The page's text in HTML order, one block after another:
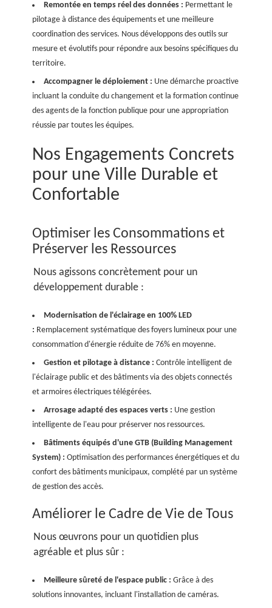
Remontée en temps réel des données : Permettant le
pilotage à distance des équipements et une meilleure
coordination des services. Nous développons des outils sur
mesure et évolutifs pour répondre aux besoins spécifiques du
territoire.
Accompagner le déploiement : Une démarche proactive
incluant la conduite du changement et la formation continue
des agents de la fonction publique pour une appropriation
réussie par toutes les équipes.
Nos Engagements Concrets
pour une Ville Durable et
Confortable
Optimiser les Consommations et
Préserver les Ressources
Nous agissons concrètement pour un
développement durable :
Modernisation de l'éclairage en 100% LED
: Remplacement systématique des foyers lumineux pour une
consommation d'énergie réduite de 76% en moyenne.
Gestion et pilotage à distance : Contrôle intelligent de
l'éclairage public et des bâtiments via des objets connectés
et armoires électriques télégérées.
Arrosage adapté des espaces verts : Une gestion
intelligente de l'eau pour préserver nos ressources.
Bâtiments équipés d'une GTB (Building Management
System) : Optimisation des performances énergétiques et du
confort des bâtiments municipaux, complété par un système
de gestion des accès.
Améliorer le Cadre de Vie de Tous
Nous œuvrons pour un quotidien plus
agréable et plus sûr :
Meilleure sûreté de l'espace public : Grâce à des
solutions innovantes, incluant l'installation de caméras.